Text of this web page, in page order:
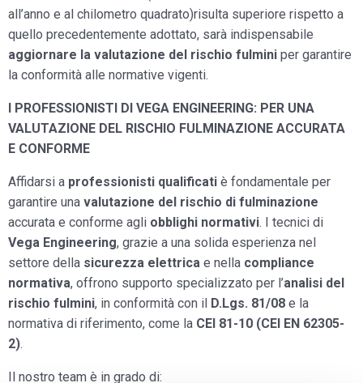
all’anno e al chilometro quadrato)risulta superiore rispetto a
quello precedentemente adottato, sarà indispensabile
aggiornare la valutazione del rischio fulmini per garantire
la conformità alle normative vigenti.
I PROFESSIONISTI DI VEGA ENGINEERING: PER UNA
VALUTAZIONE DEL RISCHIO FULMINAZIONE ACCURATA
E CONFORME
Affidarsi a professionisti qualificati è fondamentale per
garantire una valutazione del rischio di fulminazione
accurata e conforme agli obblighi normativi. I tecnici di
Vega Engineering, grazie a una solida esperienza nel
settore della sicurezza elettrica e nella compliance
normativa, offrono supporto specializzato per l’analisi del
rischio fulmini, in conformità con il D.Lgs. 81/08 e la
normativa di riferimento, come la CEI 81-10 (CEI EN 62305-
2).
Il nostro team è in grado di: